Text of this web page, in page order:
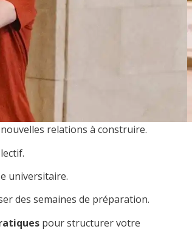
relations à construire.
universitaire.
des semaines de préparation.
pour structurer votre